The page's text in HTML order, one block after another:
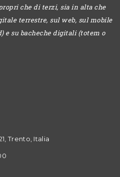
che di terzi, sia in alta che
terrestre, sul web, sul mobile
e su bacheche digitali (totem o
Trento, Italia